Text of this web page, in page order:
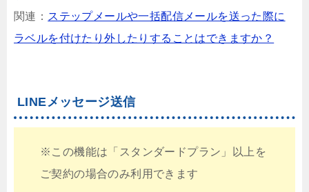
関連： ステップメールや一括配信メールを送った際に
ラベルを付けたり外したりすることはできますか？
LINEメッセージ送信
※この機能は「スタンダードプラン」以上を
ご契約の場合のみ利用できます